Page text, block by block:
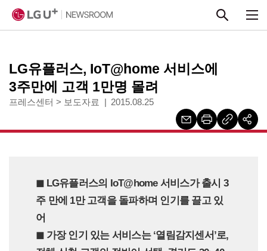
LG유플러스, IoT@home 서비스에
3주만에 고객 1만명 몰려
프레스센터 > 보도자료 2015.08.25
◼︎ LG유플러스의 IoT@home 서비스가 출시 3
주 만에 1만 고객을 돌파하며 인기를 끌고 있
어
◼︎ 가장 인기 있는 서비스는 ‘열림감지센서’로,